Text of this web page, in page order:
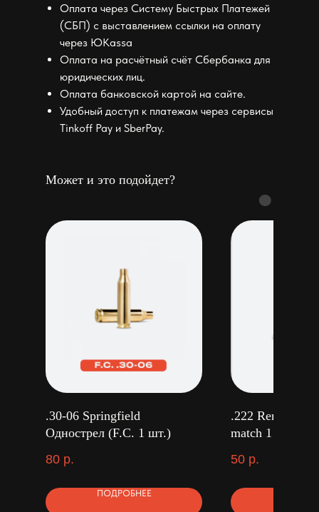
Оплата через Систему Быстрых Платежей
(СБП) с выставлением ссылки на оплату
через ЮKassa
Оплата на расчётный счёт Сбербанка для
юридических лиц.
Оплата банковской картой на сайте.
Удобный доступ к платежам через сервисы
Tinkoff Pay и SberPay.
Может и это подойдет?
.30-06 Springfield
Однострел (F.C. 1 шт.)
80 р.
ПОДРОБНЕЕ
.222 Rem.
match 1 шт.)
50 р.